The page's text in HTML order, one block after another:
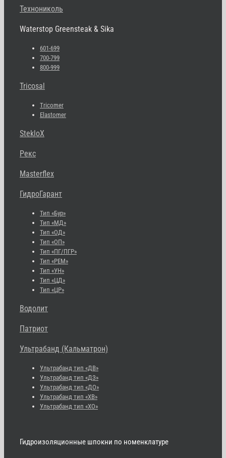
Технониколь
Waterstop Greensteak & Sika
601-699
700-799
800-999
Tricosal
Tricomer
Elastomer
StekloX
Рекс
Masterflex
ГидроГарант
Тип «Бур»
Тип «МД»
Тип «ОД»
Тип «ОП»
Тип «ПГ/ПГР»
Тип «РЕМ»
Тип «УН»
Тип «ЦД»
Тип «ЦР»
Водолит
Патриот
Ультрабанд (Кальматрон)
Ультрабанд тип «ДВ»
Ультрабанд тип «ДЗ»
Ультрабанд тип «ДО»
Ультрабанд тип «ХВ»
Ультрабанд тип «ХО»
Гидроизоляционные шпокни по номенклатуре